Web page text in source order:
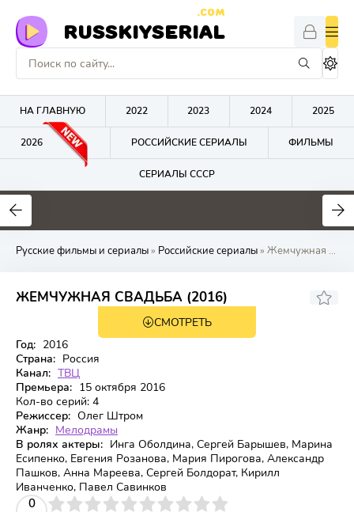
RUSSKIYSERIAL
.COM
НА ГЛАВНУЮ 2022 2023 2024 2025
2026 РОССИЙСКИЕ СЕРИАЛЫ ФИЛЬМЫ
СЕРИАЛЫ СССР
0
Русские фильмы и сериалы» Российские сериалы» Жемчужная
ЖЕМЧУЖНАЯ СВАДЬБА (2016)
СМОТРЕТЬ
Год: 2016
Страна: Россия
Канал: ТВЦ
Премьера: 15 октября 2016
Кол-во серий: 4
Режиссер: Олег Штром
Жанр: Мелодрамы
В ролях актеры: Инга Оболдина, Сергей Барышев, Марина
Есипенко, Евгения Розанова, Мария Пирогова, Александр
Пашков, Анна Мареева, Сергей Болдорат, Кирилл
Иванченко, Павел Савинков
0
4 5 6 7 8 9 10